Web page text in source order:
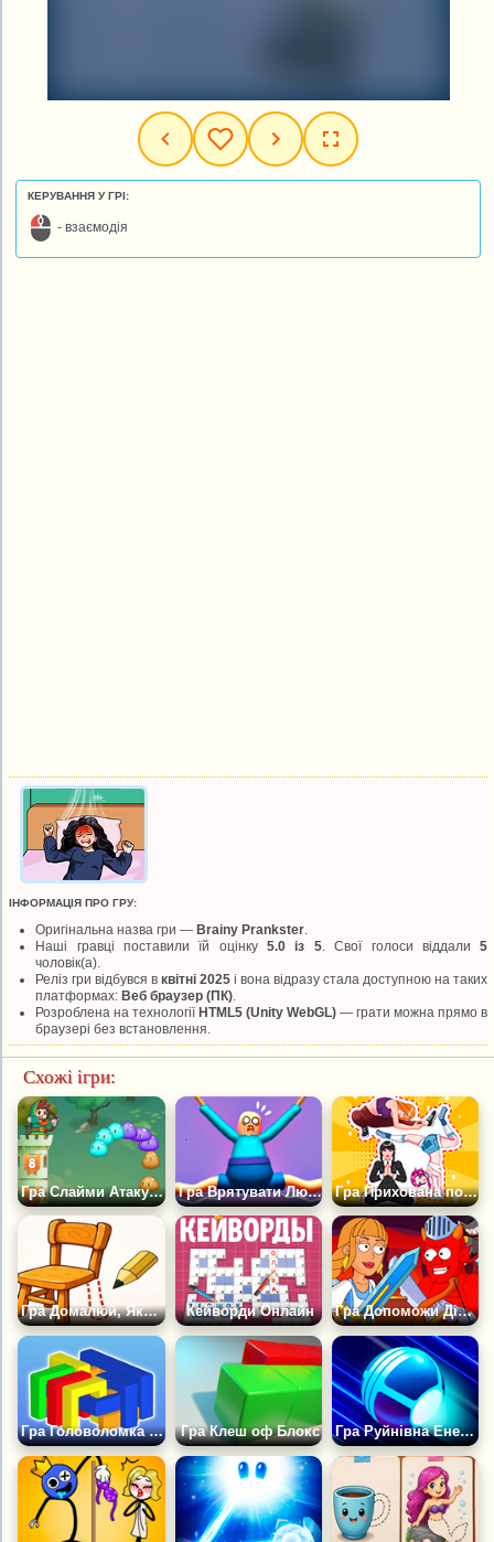
КЕРУВАННЯ У ГРІ:
- взаємодія
ІНФОРМАЦІЯ ПРО ГРУ:
Оригінальна назва гри —Brainy Prankster
Наші гравці поставили їй оцінку5.0 із 5. Свої голоси віддали5
чоловік(а).
Реліз гри відбувся вквітні 2025 і вона відразу стала доступною на таких
платформах:Веб браузер (ПК)
Розроблена на технологіїHTML5 (Unity WebGL) — грати можна прямо в
браузері без встановлення.
Схожі ігри:
Гра Слайми Атакують: Головоломка Гра Врятувати Людину Сосиску Гра Прихована поза: Хитрий Пазл
Гра Домалюй, Якщо Зможеш Кейворди Онлайн Гра Допоможи Дівчині Врятувати Принца
Гра Головоломка у Формі Літери U Гра Клеш оф Блокс Гра Руйнівна Енергія